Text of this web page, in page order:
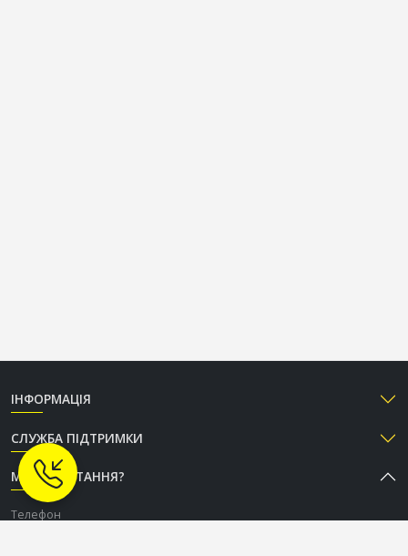
ІНФОРМАЦІЯ
СЛУЖБА ПІДТРИМКИ
МАЄТЕ ПИТАННЯ?
Телефон